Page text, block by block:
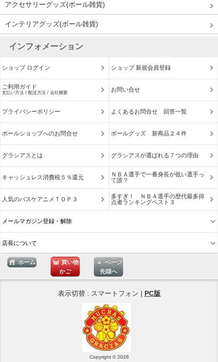
アクセサリーグッズ(ボール雑貨)
インテリアグッズ(ボール雑貨)
インフォメーション
ショップ ログイン ショップ 新規会員登録
ご利用ガイド
支払い方法 / 配送方法 / 会社概要 お問い合せ
プライバシーポリシー よくあるお問合せ 回答一覧
ボールショップへのお問合せ ボールグッズ 新商品２４件
グラシアスとは グラシアスが選ばれる７つの理由
キャッシュレス消費税５％還元
ＮＢＡ選手で一番身長が低い選手っ
て誰？
人気のバスケアニメＴＯＰ３
多すぎ！ ＮＢＡ選手の歴代最多得
点者ランキングベスト３
メールマガジン登録・解除
店長について
ホーム
買い物
かご
ページ
先頭へ
表示切替 : スマートフォン | PC版
Copyright © 2026